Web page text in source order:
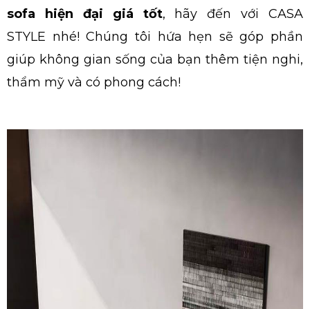
sofa hiện đại giá tốt, hãy đến với CASA
STYLE nhé! Chúng tôi hứa hẹn sẽ góp phần
giúp không gian sống của bạn thêm tiện nghi,
thẩm mỹ và có phong cách!